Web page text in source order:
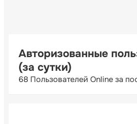
Авторизованные
(за сутки)
68 Пользователей Online за